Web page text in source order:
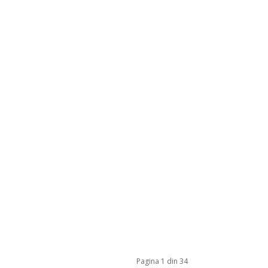
Pagina 1 din 34